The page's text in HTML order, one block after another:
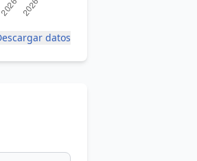
datos